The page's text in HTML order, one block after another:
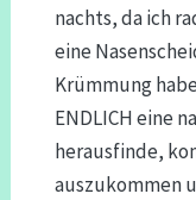
nachts, da ich
eine
Krümmung
ENDLICH eine
herausfinde,
auszukommen